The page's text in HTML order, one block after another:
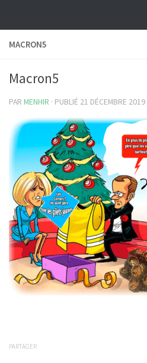
MACRON5
Macron5
PAR MENHIR · PUBLIÉ 21 DÉCEMBRE 2019
PARTAGER